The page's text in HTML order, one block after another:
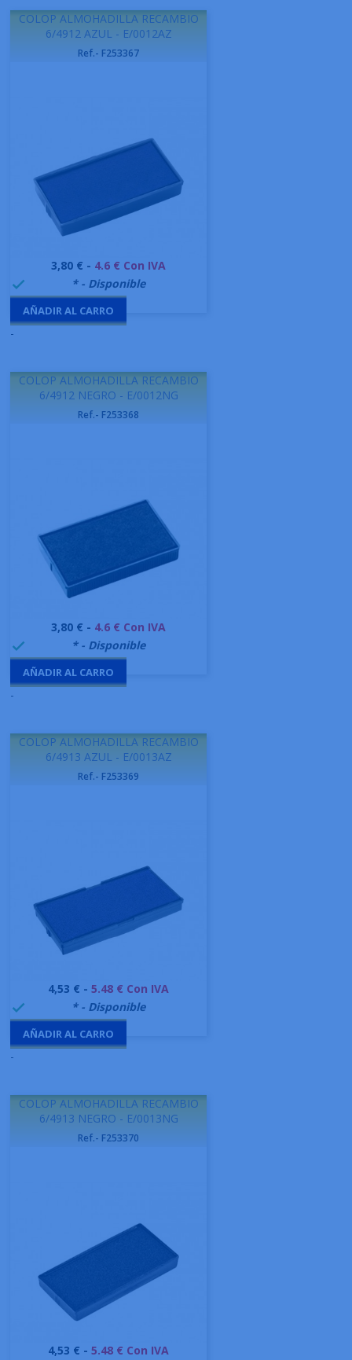
COLOP ALMOHADILLA RECAMBIO
6/4912 AZUL - E/0012AZ
Ref.- F253367
Precio
3,80 € - 4.6 € Con IVA
 * - Disponible
AÑADIR AL CARRO
-
COLOP ALMOHADILLA RECAMBIO
6/4912 NEGRO - E/0012NG
Ref.- F253368
Precio
3,80 € - 4.6 € Con IVA
 * - Disponible
AÑADIR AL CARRO
-
COLOP ALMOHADILLA RECAMBIO
6/4913 AZUL - E/0013AZ
Ref.- F253369
Precio
4,53 € - 5.48 € Con IVA
 * - Disponible
AÑADIR AL CARRO
-
COLOP ALMOHADILLA RECAMBIO
6/4913 NEGRO - E/0013NG
Ref.- F253370
Precio
4,53 € - 5.48 € Con IVA